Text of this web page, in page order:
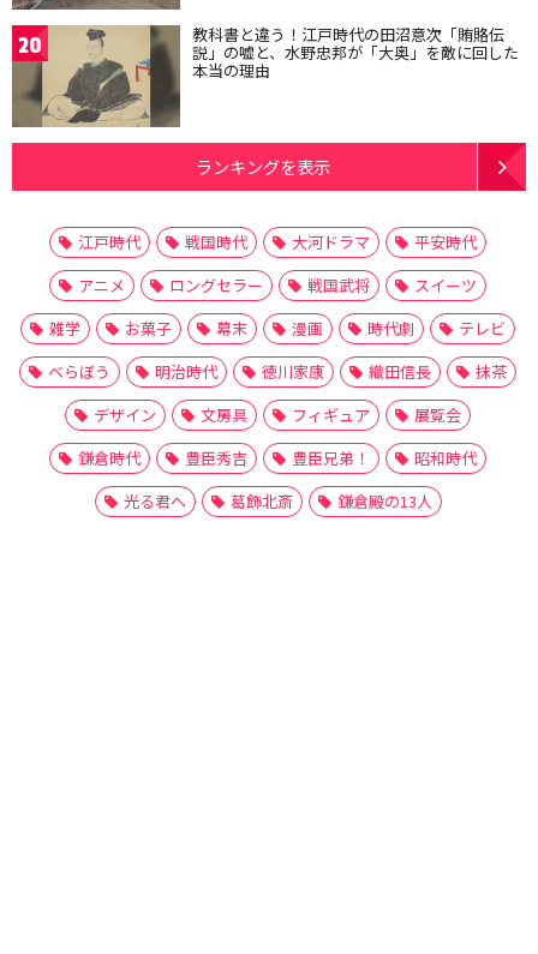
20 教科書と違う！江戸時代の田沼意次「賄賂伝
説」の嘘と、水野忠邦が「大奥」を敵に回した
本当の理由
ランキングを表示
江戸時代 戦国時代 大河ドラマ
平安時代
アニメ
ロングセラー 戦国武将
スイーツ
雑学
お菓子 幕末 漫画 時代劇
テレビ
べらぼう
明治時代 徳川家康 織田信長
抹茶
デザイン
文房具 フィギュア
展覧会
鎌倉時代
豊臣秀吉 豊臣兄弟！
昭和時代
光る君へ
葛飾北斎 鎌倉殿の13人